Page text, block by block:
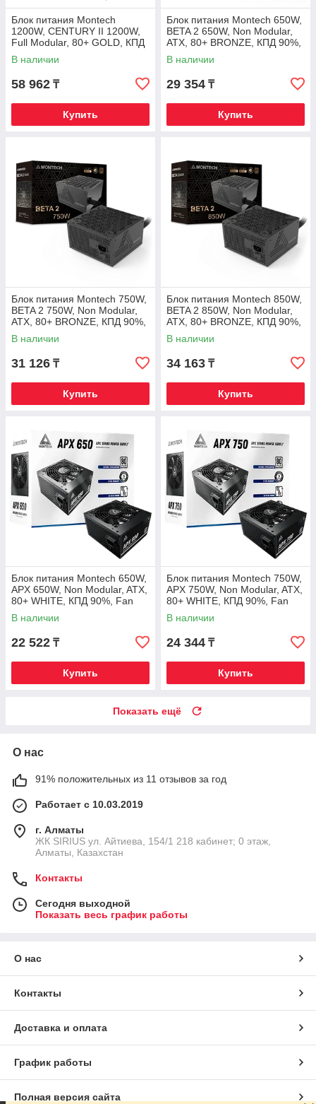
Блок питания Montech
1200W, CENTURY II 1200W,
Full Modular, 80+ GOLD, КПД
90%, Fan 135mm, Серебро
В наличии
58 962 ₸
Купить
Блок питания Montech 650W,
BETA 2 650W, Non Modular,
ATX, 80+ BRONZE, КПД 90%,
Fan 120mm, Черный
В наличии
29 354 ₸
Купить
Блок питания Montech 750W,
BETA 2 750W, Non Modular,
ATX, 80+ BRONZE, КПД 90%,
Fan 120mm, Черный
В наличии
31 126 ₸
Купить
Блок питания Montech 850W,
BETA 2 850W, Non Modular,
ATX, 80+ BRONZE, КПД 90%,
Fan 120mm, Черный
В наличии
34 163 ₸
Купить
Блок питания Montech 650W,
APX 650W, Non Modular, ATX,
80+ WHITE, КПД 90%, Fan
120mm, Черный
В наличии
22 522 ₸
Купить
Блок питания Montech 750W,
APX 750W, Non Modular, ATX,
80+ WHITE, КПД 90%, Fan
120mm, Черный
В наличии
24 344 ₸
Купить
Показать ещё
О нас
91% положительных из 11 отзывов за год
Работает с 10.03.2019
г. Алматы
​ЖК SIRIUS​ ул. Айтиева, 154/1​ 218 кабинет; 0 этаж,
Алматы, Казахстан
Контакты
Сегодня выходной
Показать весь график работы
О нас
Контакты
Доставка и оплата
График работы
Полная версия сайта